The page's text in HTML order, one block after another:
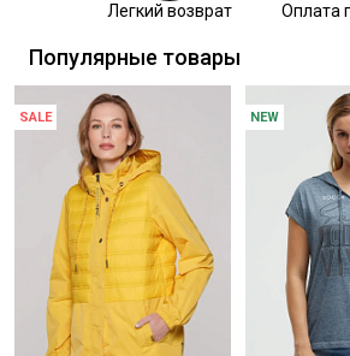
Самовывоз из пункта выдачи СДЭК
Легкий возврат Оплата
Популярные товары
SALE NEW